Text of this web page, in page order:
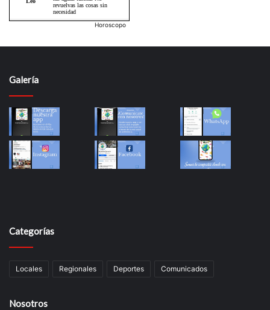
Horoscopo
Galería
Categorías
Locales Regionales Deportes Comunicados
Nosotros